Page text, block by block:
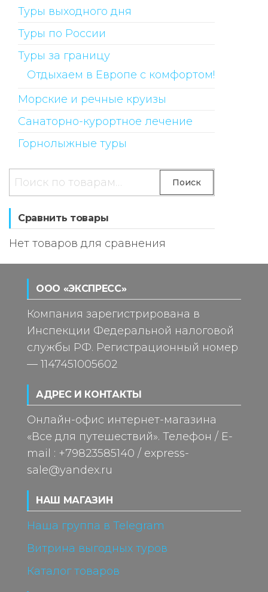
Туры выходного дня
Туры по России
Туры за границу
Отдыхаем в Европе с комфортом!
Морские и речные круизы
Санаторно-курортное лечение
Горнолыжные туры
Искать: Поиск
Сравнить товары
Нет товаров для сравнения
ООО «ЭКСПРЕСС»
Компания зарегистрирована в
Инспекции Федеральной налоговой
службы РФ. Регистрационный номер
— 1147451005602
АДРЕС И КОНТАКТЫ
Онлайн-офис интернет-магазина
«Все для путешествий». Телефон / E-
mail : +79823585140 / express-
sale@yandex.ru
НАШ МАГАЗИН
Наша группа в Telegram
Витрина выгодных туров
Каталог товаров